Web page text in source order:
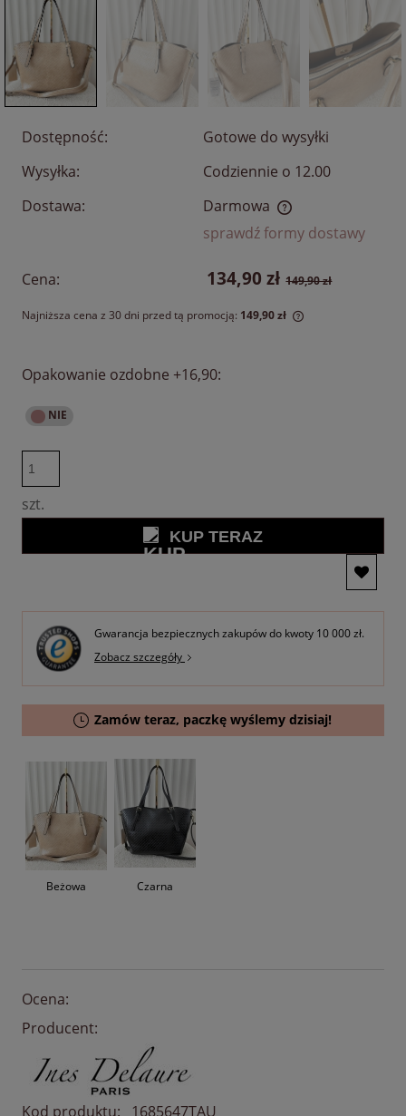
Dostępność:
Gotowe do wysyłki
Wysyłka:
Codziennie o 12.00
Dostawa:
Darmowa
Cena nie zawiera ewentualnych kosztów płatności
sprawdź formy dostawy
Cena: 134,90 zł 149,90 zł
Najniższa cena z 30 dni przed tą promocją: 149,90 zł
Beżowa Czarna
Opakowanie ozdobne +16,90:
szt.
KUP TERAZ
Gwarancja bezpiecznych zakupów do kwoty 10 000 zł.
Zobacz szczegóły
Zamów teraz, paczkę wyślemy dzisiaj!
Ocena:
Producent:
Kod produktu: 1685647TAU